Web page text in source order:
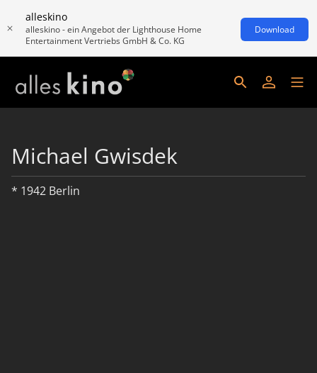
alleskino
alleskino - ein Angebot der Lighthouse Home
Entertainment Vertriebs GmbH & Co. KG
Download
Michael Gwisdek
* 1942 Berlin